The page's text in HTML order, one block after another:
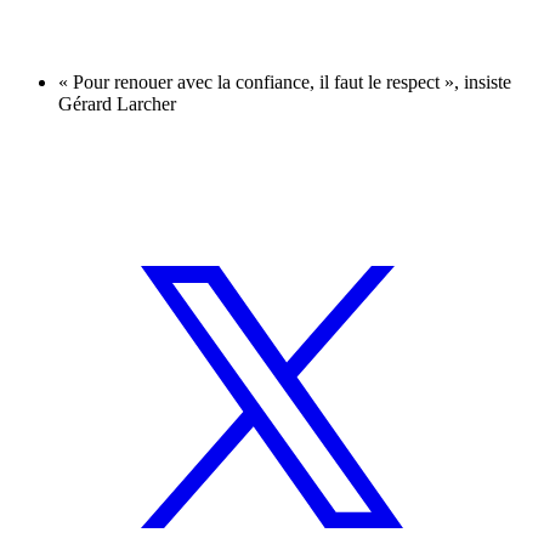
« Pour renouer avec la confiance, il faut le respect », insiste
Gérard Larcher